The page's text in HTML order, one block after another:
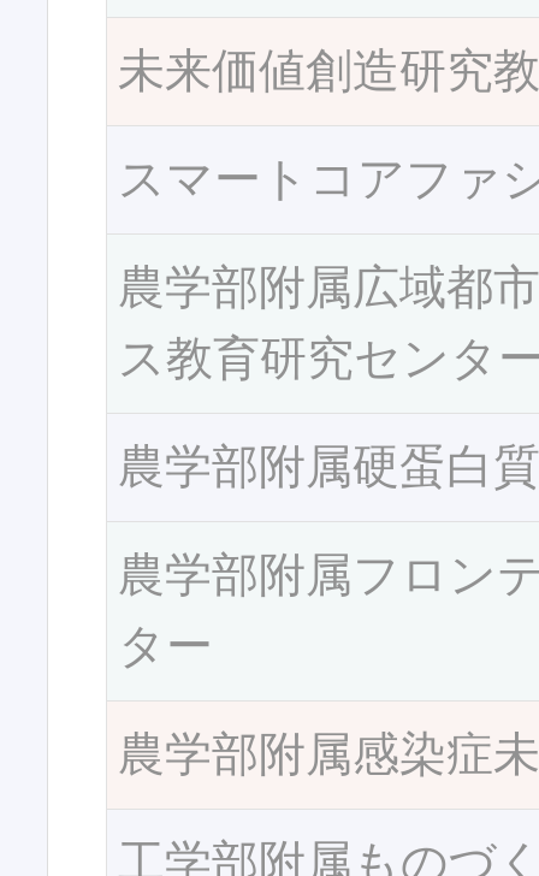
未来価値創造研究
スマートコアファ
農学部附属広域都
ス教育研究センタ
農学部附属硬蛋白
農学部附属フロン
ター
農学部附属感染症
工学部附属ものづ